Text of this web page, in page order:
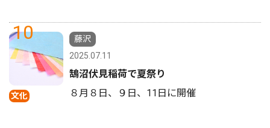
10
文化
藤沢
2025.07.11
鵠沼伏見稲荷で夏祭り
８月８日、９日、11日に開催